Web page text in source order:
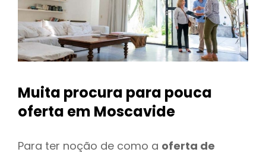
Muita procura para pouca
oferta em Moscavide
Para ter noção de como a oferta de